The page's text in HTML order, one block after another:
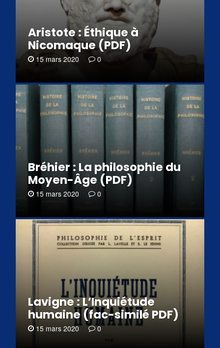
Aristote : Éthique à
Nicomaque (PDF)
15 mars 2020 0
Bréhier : La philosophie du
Moyen-Âge (PDF)
15 mars 2020 0
Lavigne : L’Inquiétude
humaine (fac-similé PDF)
15 mars 2020 0